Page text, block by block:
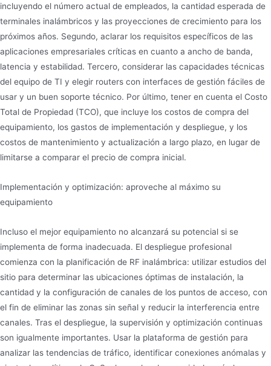
incluyendo el número actual de empleados, la cantidad esperada de
terminales inalámbricos y las proyecciones de crecimiento para los
próximos años. Segundo, aclarar los requisitos específicos de las
aplicaciones empresariales críticas en cuanto a ancho de banda,
latencia y estabilidad. Tercero, considerar las capacidades técnicas
del equipo de TI y elegir routers con interfaces de gestión fáciles de
usar y un buen soporte técnico. Por último, tener en cuenta el Costo
Total de Propiedad (TCO), que incluye los costos de compra del
equipamiento, los gastos de implementación y despliegue, y los
costos de mantenimiento y actualización a largo plazo, en lugar de
limitarse a comparar el precio de compra inicial.
Implementación y optimización: aproveche al máximo su
equipamiento
Incluso el mejor equipamiento no alcanzará su potencial si se
implementa de forma inadecuada. El despliegue profesional
comienza con la planificación de RF inalámbrica: utilizar estudios del
sitio para determinar las ubicaciones óptimas de instalación, la
cantidad y la configuración de canales de los puntos de acceso, con
el fin de eliminar las zonas sin señal y reducir la interferencia entre
canales. Tras el despliegue, la supervisión y optimización continuas
son igualmente importantes. Usar la plataforma de gestión para
analizar las tendencias de tráfico, identificar conexiones anómalas y